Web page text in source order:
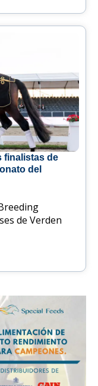
finalistas de
del
de Verden